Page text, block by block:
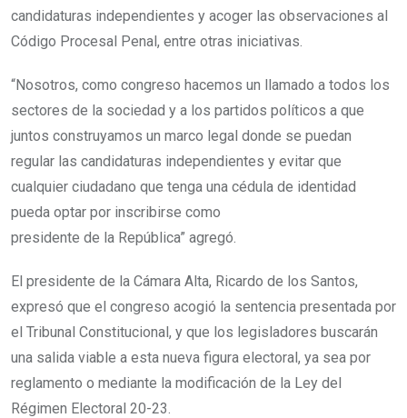
candidaturas independientes y acoger las observaciones al
Código Procesal Penal, entre otras iniciativas.
“Nosotros, como congreso hacemos un llamado a todos los
sectores de la sociedad y a los partidos políticos a que
juntos construyamos un marco legal donde se puedan
regular las candidaturas independientes y evitar que
cualquier ciudadano que tenga una cédula de identidad
pueda optar por inscribirse como
presidente de la República” agregó.
El presidente de la Cámara Alta, Ricardo de los Santos,
expresó que el congreso acogió la sentencia presentada por
el Tribunal Constitucional, y que los legisladores buscarán
una salida viable a esta nueva figura electoral, ya sea por
reglamento o mediante la modificación de la Ley del
Régimen Electoral 20-23.